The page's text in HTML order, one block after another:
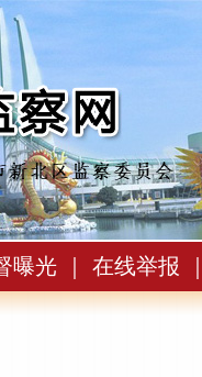
曝光 在线举报